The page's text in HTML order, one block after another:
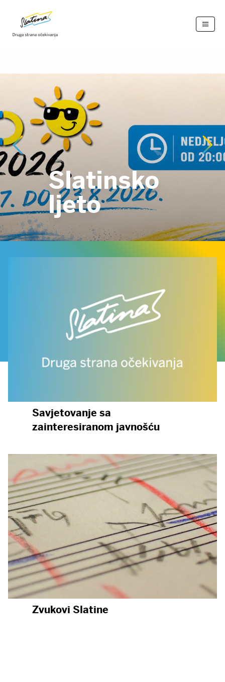
Slatinsko
ljeto
Savjetovanje sa
zainteresiranom javnošću
Zvukovi Slatine